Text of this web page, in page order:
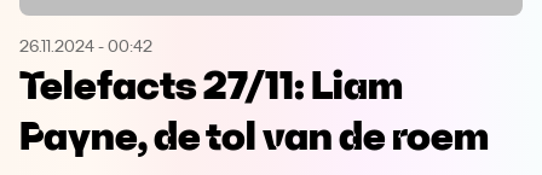
Microsoft Edge Download
Opera Download
26.11.2024 - 00:42
Telefacts 27/11: Liam
Payne, de tol van de roem